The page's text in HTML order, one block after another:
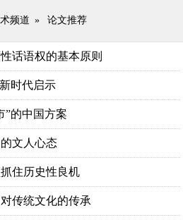
频道 » 论文推荐
话语权的基本原则
时代启示
”的中国方案
文人心态
住历史性良机
传统文化的传承